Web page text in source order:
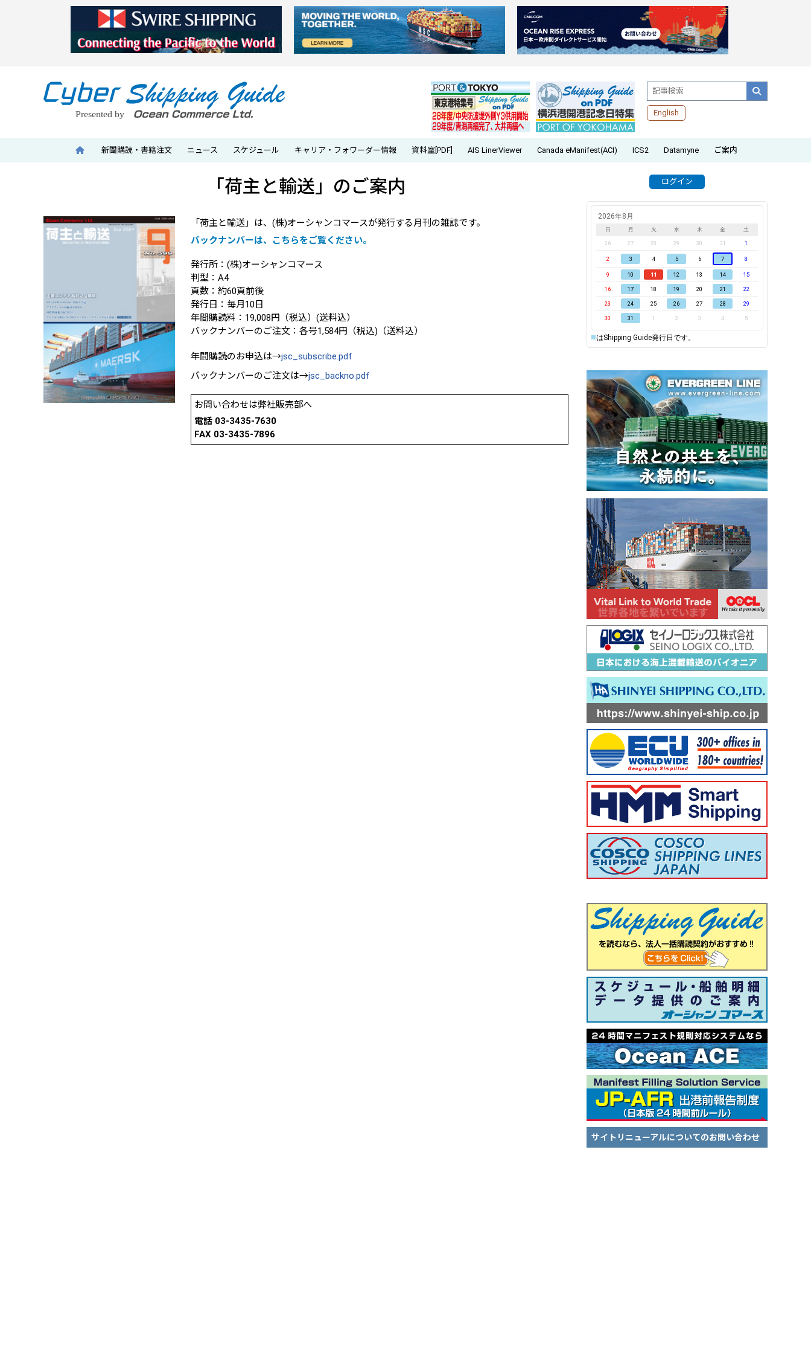
English
新聞購読・書籍注文 ニュース スケジュール キャリア・フォワーダー情報 資料室[PDF] AIS LinerViewer Canada eManifest(ACI) ICS2 Datamyne ご案内
「荷主と輸送」のご案内
「荷主と輸送」は、(株)オーシャンコマースが発行する月刊の雑誌です。
バックナンバーは、こちらをご覧ください。
発行所：(株)オーシャンコマース
判型：A4
頁数：約60頁前後
発行日：毎月10日
年間購読料：19,008円（税込）(送料込）
バックナンバーのご注文：各号1,584円（税込)（送料込）
年間購読のお申込は→jsc_subscribe.pdf
バックナンバーのご注文は→jsc_backno.pdf
お問い合わせは弊社販売部へ
電話 03-3435-7630
FAX 03-3435-7896
サイトリニューアルについてのお問い合わせ